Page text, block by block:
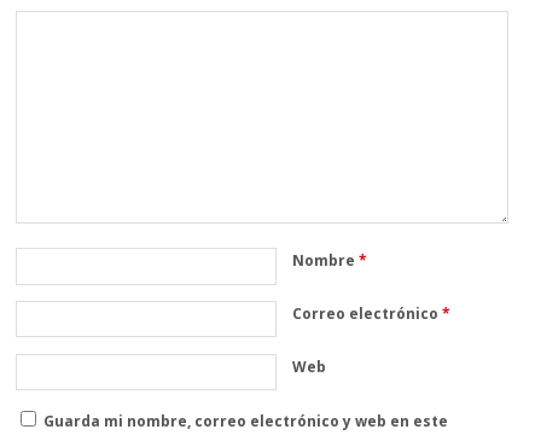
Nombre*
Correo electrónico*
Web
Guarda mi nombre, correo electrónico y web en este